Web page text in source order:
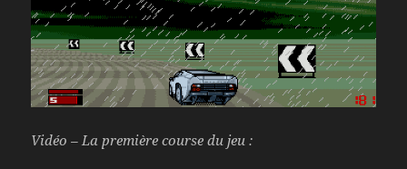
Vidéo – La première course du jeu :